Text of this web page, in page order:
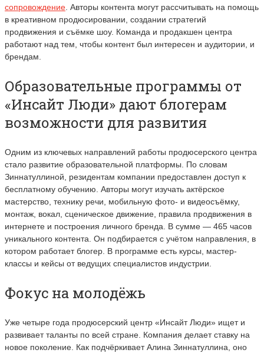
сопровождение . Авторы контента могут рассчитывать на помощь
в креативном продюсировании, создании стратегий
продвижения и съёмке шоу. Команда и продакшен центра
работают над тем, чтобы контент был интересен и аудитории, и
брендам.
Образовательные программы от
«Инсайт Люди» дают блогерам
возможности для развития
Одним из ключевых направлений работы продюсерского центра
стало развитие образовательной платформы. По словам
Зиннатуллиной, резидентам компании предоставлен доступ к
бесплатному обучению. Авторы могут изучать актёрское
мастерство, технику речи, мобильную фото- и видеосъёмку,
монтаж, вокал, сценическое движение, правила продвижения в
интернете и построения личного бренда. В сумме — 465 часов
уникального контента. Он подбирается с учётом направления, в
котором работает блогер. В программе есть курсы, мастер-
классы и кейсы от ведущих специалистов индустрии.
Фокус на молодёжь
Уже четыре года продюсерский центр «Инсайт Люди» ищет и
развивает таланты по всей стране. Компания делает ставку на
новое поколение. Как подчёркивает Алина Зиннатуллина, оно